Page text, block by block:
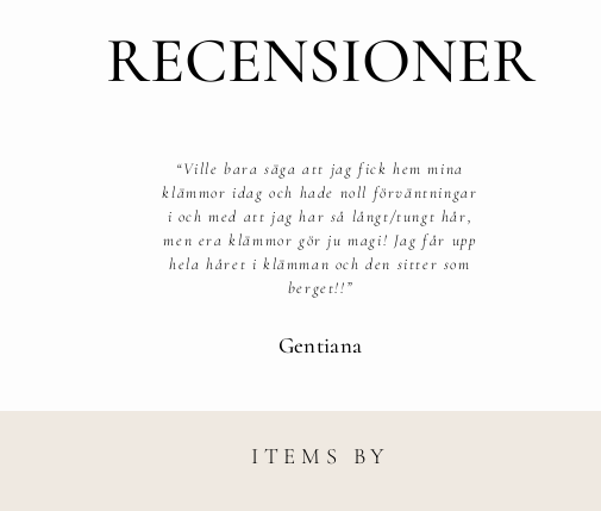
RECENSIONER
“Ville bara säga att jag fick hem mina
klämmor idag och hade noll förväntningar
i och med att jag har så långt/tungt hår,
men era klämmor gör ju magi! Jag får upp
hela håret i klämman och den sitter som
berget!!”​
Gentiana
ITEMS BY